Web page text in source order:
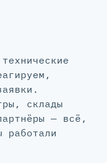
склады
— всё,
работали